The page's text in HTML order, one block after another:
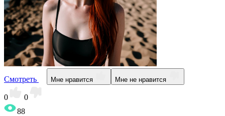
Смотреть Мне нравится Мне не нравится
0
0
88